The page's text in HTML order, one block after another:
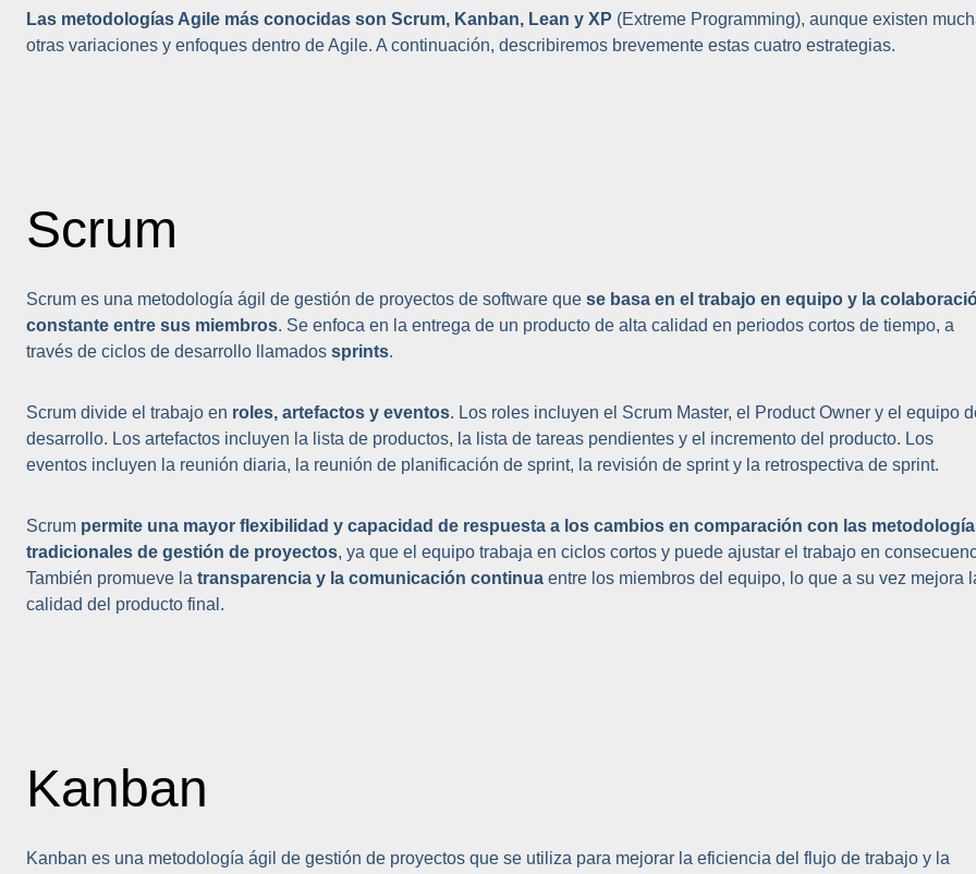
Las metodologías Agile más conocidas son Scrum, Kanban, Lean y XP (Extreme Programming), aunque existen
otras variaciones y enfoques dentro de Agile. A continuación, describiremos brevemente estas cuatro estrategias.
Scrum
Scrum es una metodología ágil de gestión de proyectos de software que se basa en el trabajo en equipo y la
constante entre sus miembros. Se enfoca en la entrega de un producto de alta calidad en periodos cortos de tiempo, a
través de ciclos de desarrollo llamados sprints.
Scrum divide el trabajo en roles, artefactos y eventos. Los roles incluyen el Scrum Master, el Product Owner y el equipo
desarrollo. Los artefactos incluyen la lista de productos, la lista de tareas pendientes y el incremento del producto. Los
eventos incluyen la reunión diaria, la reunión de planificación de sprint, la revisión de sprint y la retrospectiva de sprint.
Scrum permite una mayor flexibilidad y capacidad de respuesta a los cambios en comparación con las
tradicionales de gestión de proyectos, ya que el equipo trabaja en ciclos cortos y puede ajustar el trabajo en
También promueve la transparencia y la comunicación continua entre los miembros del equipo, lo que a su vez mejora
calidad del producto final.
Kanban
Kanban es una metodología ágil de gestión de proyectos que se utiliza para mejorar la eficiencia del flujo de trabajo y la